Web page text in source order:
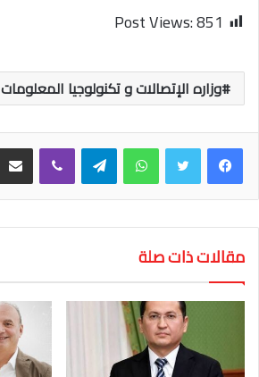
Post Views:851
وزاره الإتصالات و تكنولوجيا المعلومات
واتساب تيلقرام
مقالات ذات صلة